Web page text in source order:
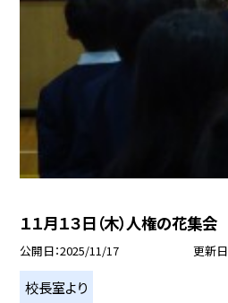
１１月１３日（木）人権の花集会
公開日 2025/11/17 更新日
校長室より